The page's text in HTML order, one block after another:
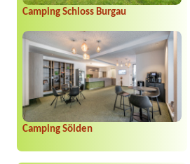
Camping Schloss Burgau
Camping Sölden